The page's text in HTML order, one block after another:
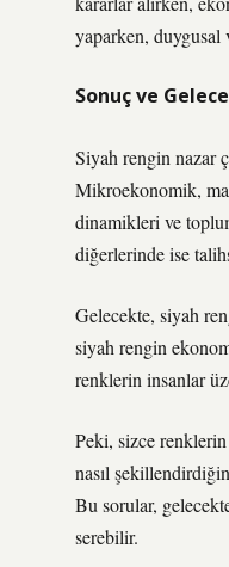
yaparken, duygusal
Sonuç ve
Siyah rengin nazar
Mikroekonomik,
dinamikleri ve
diğerlerinde ise
Gelecekte, siyah
siyah rengin
renklerin insanlar
Peki, sizce
nasıl
Bu sorular,
serebilir.